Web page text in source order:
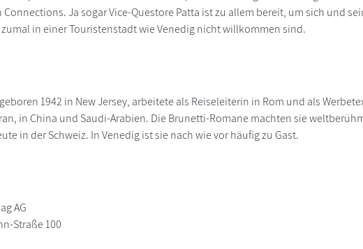
Connections. Ja sogar Vice-Questore Patta ist zu allem bereit, um sich und
in einer Touristenstadt wie Venedig nicht willkommen sind.
1942 in New Jersey, arbeitete als Reiseleiterin in Rom und als
in China und Saudi-Arabien. Die Brunetti-Romane machten sie
in der Schweiz. In Venedig ist sie nach wie vor häufig zu Gast.
AG
Straße 100